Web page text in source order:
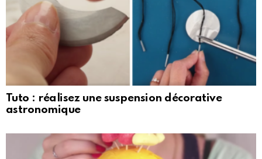
Tuto : réalisez une suspension décorative
astronomique